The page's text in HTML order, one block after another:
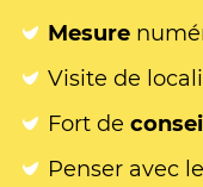
Mesure
Visite de
Fort de
Penser avec